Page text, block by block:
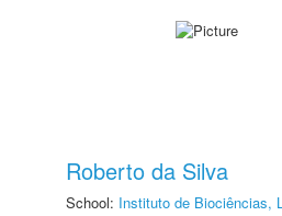
Roberto da Silva
School: Instituto de Biociências,